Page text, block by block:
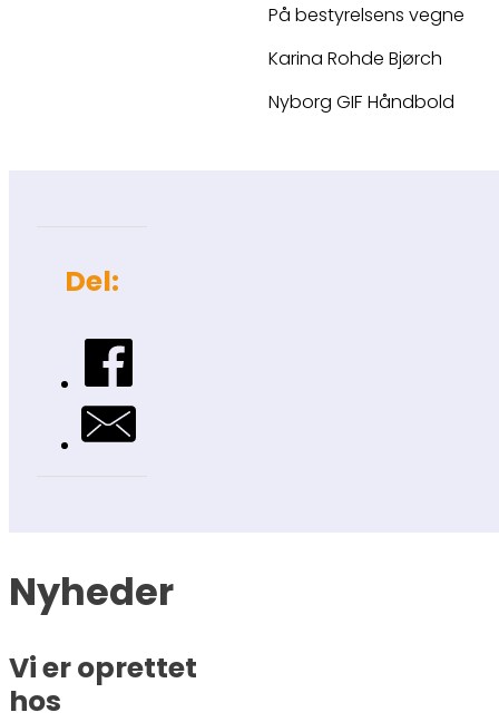
På bestyrelsens vegne
Karina Rohde Bjørch
Nyborg GIF Håndbold
Del:
Nyheder
Vi er oprettet
hos